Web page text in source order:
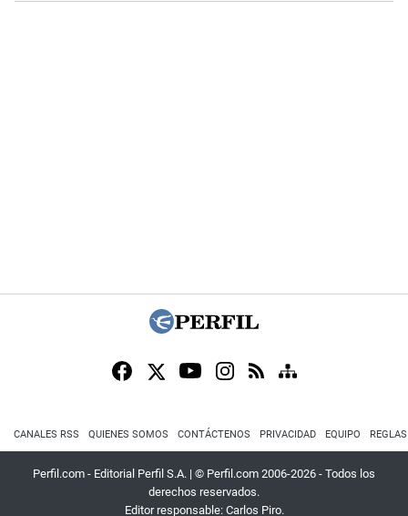
CANALES RSS QUIENES SOMOS CONTÁCTENOS PRIVACIDAD EQUIPO
Perfil.com - Editorial Perfil S.A. | © Perfil.com 2006-2026 - Todos los
derechos reservados.
Editor responsable: Carlos Piro.